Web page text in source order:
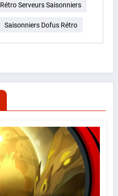
Serveurs Saisonniers
Saisonniers Dofus Rétro